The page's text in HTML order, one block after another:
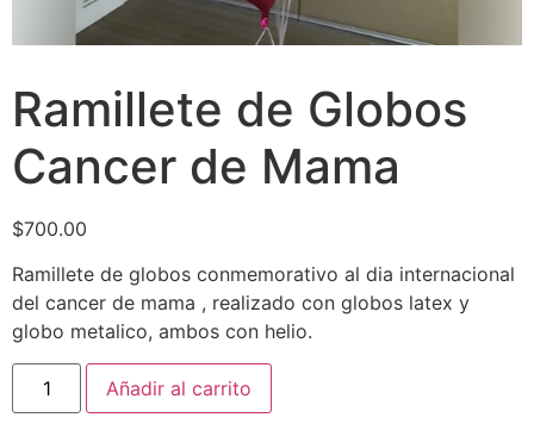
Ramillete de Globos
Cancer de Mama
$700.00
Ramillete de globos conmemorativo al dia internacional
del cancer de mama , realizado con globos latex y
globo metalico, ambos con helio.
Añadir al carrito